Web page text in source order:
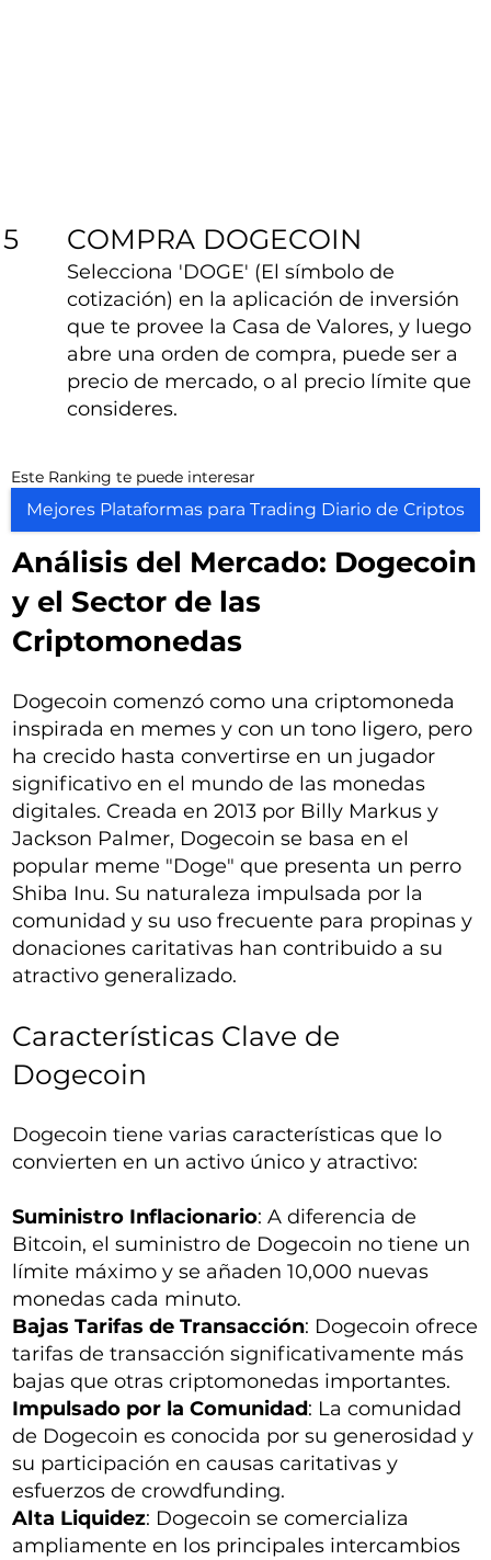
5 COMPRA DOGECOIN
Selecciona 'DOGE' (El símbolo de
cotización) en la aplicación de inversión
que te provee la Casa de Valores, y luego
abre una orden de compra, puede ser a
precio de mercado, o al precio límite que
consideres.
Este Ranking te puede interesar
Mejores Plataformas para Trading Diario de Criptos
Análisis del Mercado: Dogecoin
y el Sector de las
Criptomonedas
Dogecoin comenzó como una criptomoneda
inspirada en memes y con un tono ligero, pero
ha crecido hasta convertirse en un jugador
significativo en el mundo de las monedas
digitales. Creada en 2013 por Billy Markus y
Jackson Palmer, Dogecoin se basa en el
popular meme "Doge" que presenta un perro
Shiba Inu. Su naturaleza impulsada por la
comunidad y su uso frecuente para propinas y
donaciones caritativas han contribuido a su
atractivo generalizado.
Características Clave de
Dogecoin
Dogecoin tiene varias características que lo
convierten en un activo único y atractivo:
Suministro Inflacionario: A diferencia de
Bitcoin, el suministro de Dogecoin no tiene un
límite máximo y se añaden 10,000 nuevas
monedas cada minuto.
Bajas Tarifas de Transacción: Dogecoin ofrece
tarifas de transacción significativamente más
bajas que otras criptomonedas importantes.
Impulsado por la Comunidad: La comunidad
de Dogecoin es conocida por su generosidad y
su participación en causas caritativas y
esfuerzos de crowdfunding.
Alta Liquidez: Dogecoin se comercializa
ampliamente en los principales intercambios